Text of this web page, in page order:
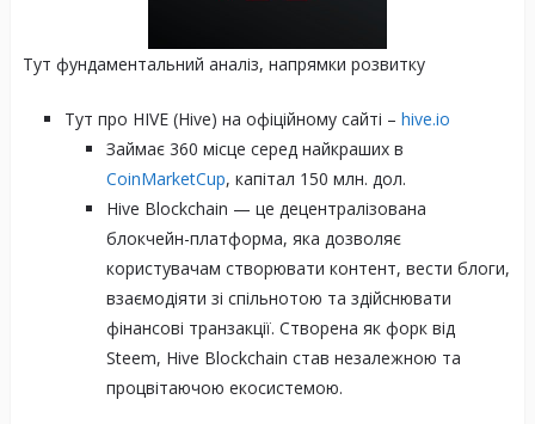
Тут фундаментальний аналіз, напрямки розвитку
Тут про HIVE (Hive) на офіційному сайті – hive.io
Займає 360 місце серед найкраших в
CoinMarketCup, капітал 150 млн. дол.
Hive Blockchain — це децентралізована
блокчейн-платформа, яка дозволяє
користувачам створювати контент, вести блоги,
взаємодіяти зі спільнотою та здійснювати
фінансові транзакції. Створена як форк від
Steem, Hive Blockchain став незалежною та
процвітаючою екосистемою.